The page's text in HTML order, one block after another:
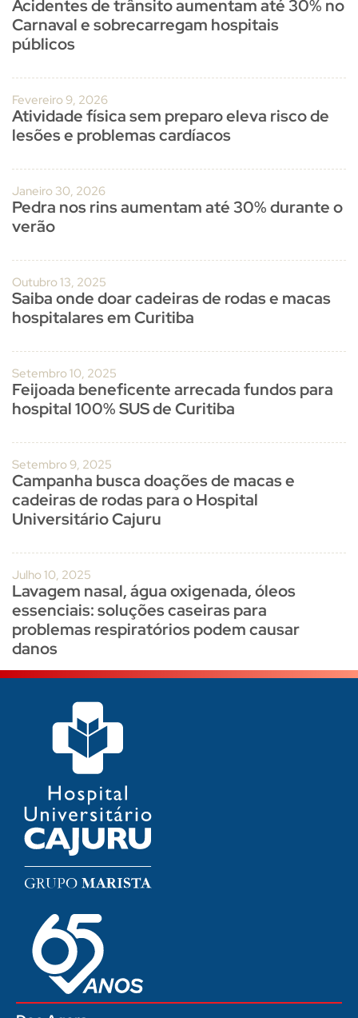
Acidentes de trânsito aumentam até 30% no
Carnaval e sobrecarregam hospitais
públicos
Fevereiro 9, 2026
Atividade física sem preparo eleva risco de
lesões e problemas cardíacos
Janeiro 30, 2026
Pedra nos rins aumentam até 30% durante o
verão
Outubro 13, 2025
Saiba onde doar cadeiras de rodas e macas
hospitalares em Curitiba
Setembro 10, 2025
Feijoada beneficente arrecada fundos para
hospital 100% SUS de Curitiba
Setembro 9, 2025
Campanha busca doações de macas e
cadeiras de rodas para o Hospital
Universitário Cajuru
Julho 10, 2025
Lavagem nasal, água oxigenada, óleos
essenciais: soluções caseiras para
problemas respiratórios podem causar
danos